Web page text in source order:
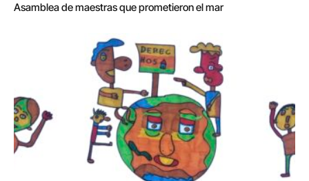
Asamblea de maestras que prometieron el mar